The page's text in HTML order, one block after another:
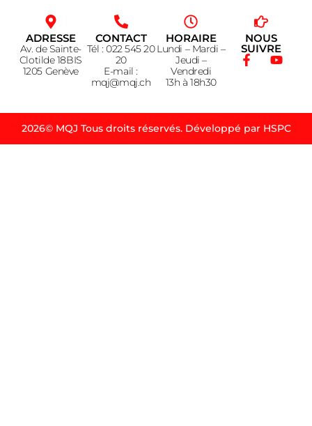
ADRESSE
Av. de Sainte-
Clotilde 18BIS
1205 Genève
CONTACT
Tél : 022 545 20
20
E-mail :
mqj@mqj.ch
HORAIRE
Lundi – Mardi –
Jeudi –
Vendredi
13h à 18h30
NOUS
SUIVRE
2026© MQJ Tous droits réservés. Développé par HSPC